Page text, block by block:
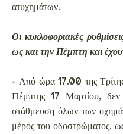
ατυχημάτων.
Οι κυκλοφοριακές
ως και την Πέμπτη και
- Από ώρα 17.00 της
Πέμπτης 17 Μαρτίου,
στάθμευση όλων των
μέρος του οδοστρώματος,